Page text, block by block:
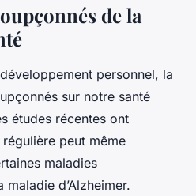
de la
personnel, la
sur notre santé
études récentes ont
peut même
maladies
d’Alzheimer.